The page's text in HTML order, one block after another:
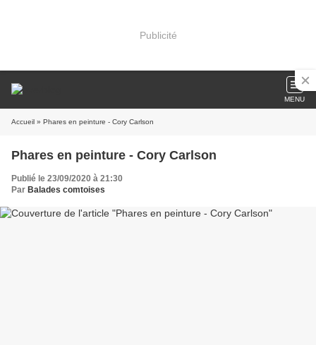
Publicité
MENU
Accueil » Phares en peinture - Cory Carlson
Phares en peinture - Cory Carlson
Publié le 23/09/2020 à 21:30
Par Balades comtoises